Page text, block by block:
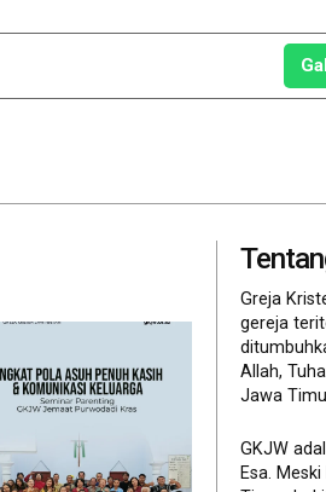
Greja
gereja
Allah,
Jawa
GKJW
Esa.